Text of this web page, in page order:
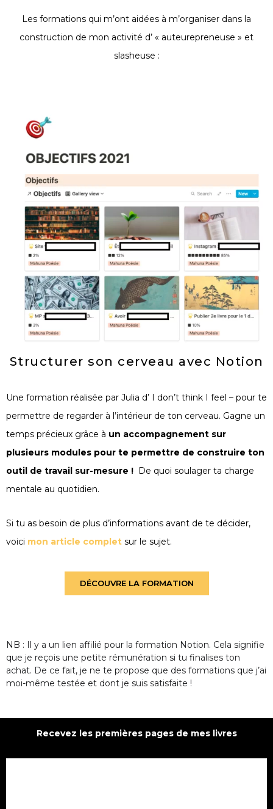
Les formations qui m’ont aidées à m’organiser dans la
construction de mon activité d’ « auteurepreneuse » et
slasheuse :
Structurer son cerveau avec Notion
Une formation réalisée par Julia d’ I don’t think I feel – pour te
permettre de regarder à l’intérieur de ton cerveau. Gagne un
temps précieux grâce à un accompagnement sur
plusieurs modules pour te permettre de construire ton
outil de travail sur-mesure ! De quoi soulager ta charge
mentale au quotidien.
Si tu as besoin de plus d’informations avant de te décider,
voici mon article complet sur le sujet.
DÉCOUVRE LA FORMATION
NB : Il y a un lien affilié pour la formation Notion. Cela signifie
que je reçois une petite rémunération si tu finalises ton
achat. De ce fait, je ne te propose que des formations que j’ai
moi-même testée et dont je suis satisfaite !
Recevez les premières pages de mes livres